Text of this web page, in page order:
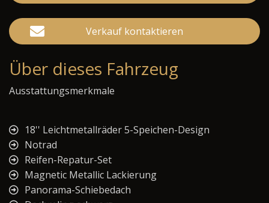
Verkauf kontaktieren
Über dieses Fahrzeug
Ausstattungsmerkmale
18'' Leichtmetallräder 5-Speichen-Design
Notrad
Reifen-Repatur-Set
Magnetic Metallic Lackierung
Panorama-Schiebedach